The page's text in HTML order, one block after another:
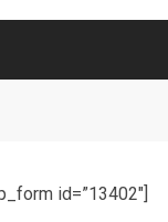
id=”13402″]